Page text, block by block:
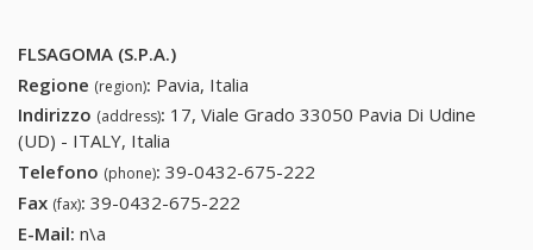
FLSAGOMA (S.P.A.)
Regione (region): Pavia, Italia
Indirizzo (address): 17, Viale Grado 33050 Pavia Di Udine
(UD) - ITALY, Italia
Telefono (phone): 39-0432-675-222
Fax (fax): 39-0432-675-222
E-Mail: n\a